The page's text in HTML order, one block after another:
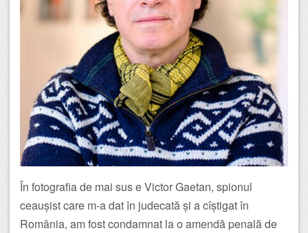
În fotografia de mai sus e Victor Gaetan, spionul
ceaușist care m-a dat în judecată și a cîștigat în
România, am fost condamnat la o amendă penală de